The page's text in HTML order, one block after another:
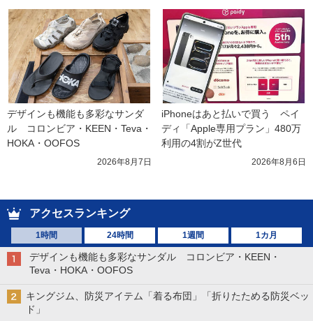
デザインも機能も多彩なサンダ
ル　コロンビア・KEEN・Teva・
HOKA・OOFOS
2026年8月7日
iPhoneはあと払いで買う　ペイ
ディ「Apple専用プラン」480万
利用の4割がZ世代
2026年8月6日
アクセスランキング
1時間 24時間 1週間 1カ月
デザインも機能も多彩なサンダル コロンビア・KEEN・
Teva・HOKA・OOFOS
キングジム、防災アイテム「着る布団」「折りたためる防災ベッ
ド」